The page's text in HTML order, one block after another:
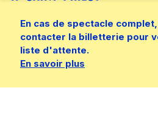
En cas de spectacle
contacter la billetterie pour
liste d'attente.
En savoir plus